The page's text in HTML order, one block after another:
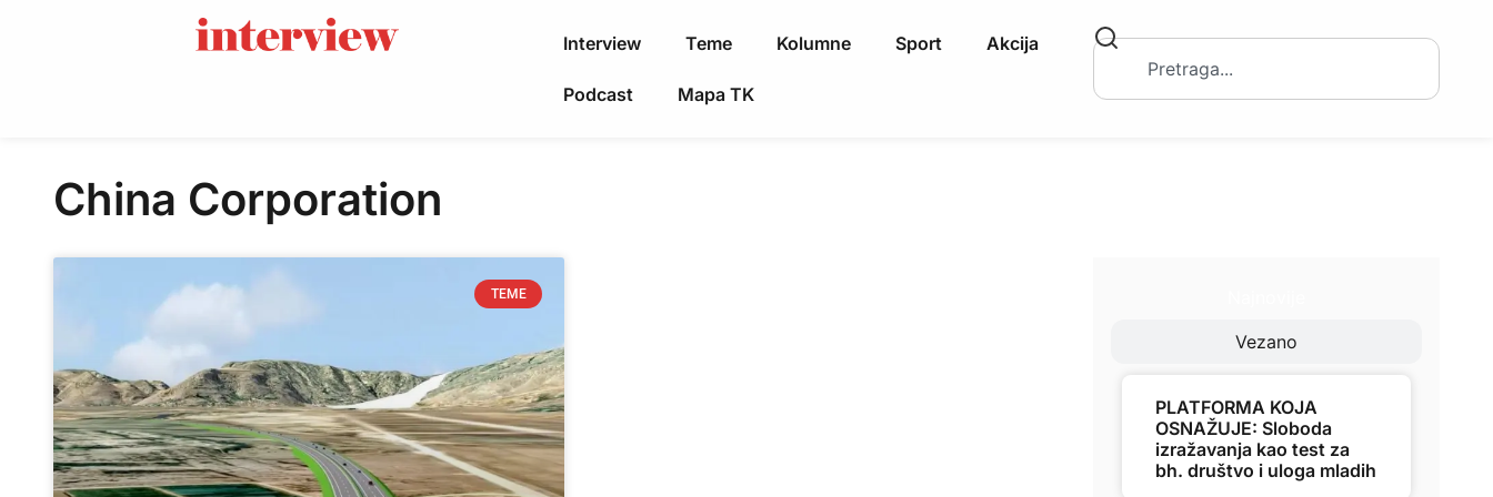
Interview Teme Kolumne Sport Akcija
Podcast Mapa TK
China Corporation
TEME
Vezano
PLATFORMA KOJA
OSNAŽUJE: Sloboda
izražavanja kao test za
bh. društvo i uloga mladih